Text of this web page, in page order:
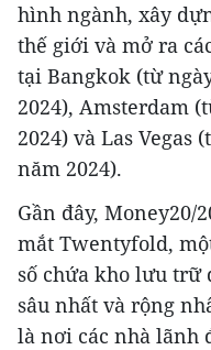
hình ngành, xây
thế giới và mở ra
tại Bangkok (từ
2024), Amsterdam
2024) và Las Vegas
năm 2024).
Gần đây, Money20/
mắt Twentyfold,
số chứa kho lưu
sâu nhất và rộng
là nơi các nhà lãnh